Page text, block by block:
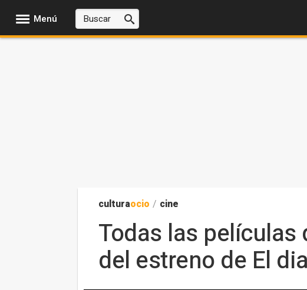
Menú
culturaocio / cine
Todas las películas
del estreno de El